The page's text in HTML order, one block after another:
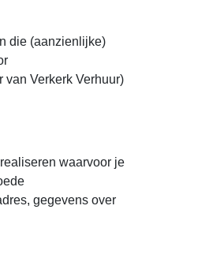
die (aanzienlijke)
van Verkerk Verhuur)
waarvoor je
gegevens over